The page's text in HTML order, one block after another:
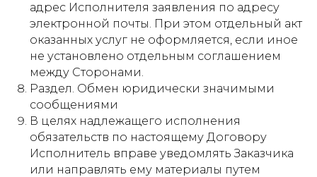
адрес Исполнителя заявления по адресу
электронной почты. При этом отдельный акт
оказанных услуг не оформляется, если иное
не установлено отдельным соглашением
между Сторонами.
Раздел. Обмен юридически значимыми
сообщениями
В целях надлежащего исполнения
обязательств по настоящему Договору
Исполнитель вправе уведомлять Заказчика
или направлять ему материалы путем